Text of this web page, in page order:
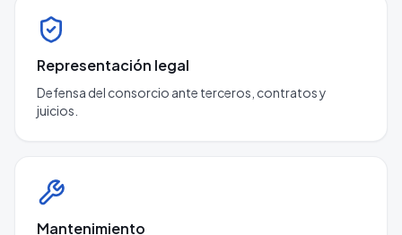
Representación legal
Defensa del consorcio ante terceros, contratos y
juicios.
Mantenimiento